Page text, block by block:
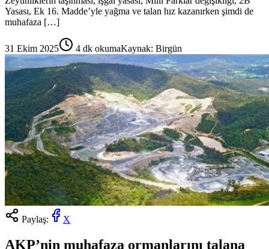
Yasası, Ek 16. Madde’yle yağma ve talan hız kazanırken şimdi de
muhafaza […]
31 Ekim 2025 4 dk okumaKaynak: Birgün
Paylaş: X
AKP’nin muhafaza ormanlarını talana